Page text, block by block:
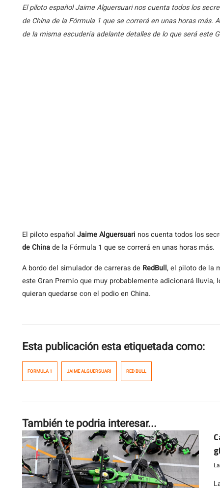
El piloto español Jaime Alguersuari nos cuenta todos los
de China de la Fórmula 1 que se correrá en unas horas más.
de la misma escudería adelante detalles de lo que será este
El piloto español Jaime Alguersuari nos cuenta todos los
de Chinade la Fórmula 1 que se correrá en unas horas más.
A bordo del simulador de carreras de RedBull, el piloto de la
este Gran Premio que muy probablemente adicionará
quieran quedarse con el podio en China.
Esta publicación esta etiquetada como:
FORMULA 1 JAIME ALGUERSUARI RED BULL
También te podria interesar...